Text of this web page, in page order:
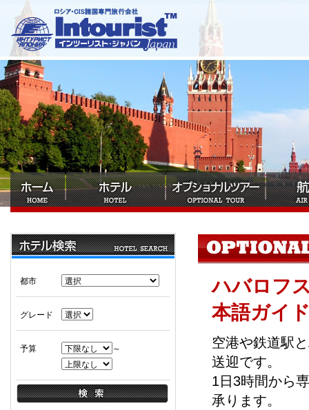
ハバロフ
本語ガイ
空港や鉄道駅
送迎です。
1日3時間から
承ります。
都市
グレード
予算 ～